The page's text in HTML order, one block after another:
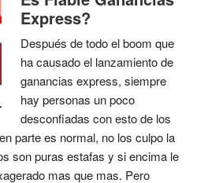
Express?
Después de todo el boom que
ha causado el lanzamiento de
ganancias express, siempre
hay personas un poco
desconfiadas con esto de los
parte es normal, no los culpo la
son puras estafas y si encima le
mas que mas. Pero